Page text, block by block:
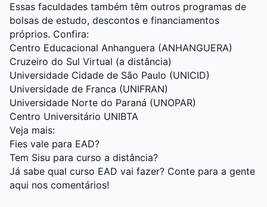
Essas faculdades também têm outros programas de
bolsas de estudo, descontos e financiamentos
próprios. Confira:
Centro Educacional Anhanguera (ANHANGUERA)
Cruzeiro do Sul Virtual (a distância)
Universidade Cidade de São Paulo (UNICID)
Universidade de Franca (UNIFRAN)
Universidade Norte do Paraná (UNOPAR)
Centro Universitário UNIBTA
Veja mais:
Fies vale para EAD?
Tem Sisu para curso a distância?
Já sabe qual curso EAD vai fazer? Conte para a gente
aqui nos comentários!